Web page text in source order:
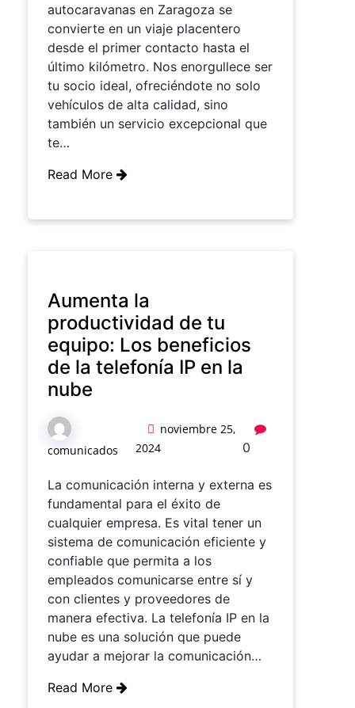
autocaravanas en Zaragoza se
convierte en un viaje placentero
desde el primer contacto hasta el
último kilómetro. Nos enorgullece ser
tu socio ideal, ofreciéndote no solo
vehículos de alta calidad, sino
también un servicio excepcional que
te…
Read More
Aumenta la
productividad de tu
equipo: Los beneficios
de la telefonía IP en la
nube
comunicados
noviembre 25,
2024
0
La comunicación interna y externa es
fundamental para el éxito de
cualquier empresa. Es vital tener un
sistema de comunicación eficiente y
confiable que permita a los
empleados comunicarse entre sí y
con clientes y proveedores de
manera efectiva. La telefonía IP en la
nube es una solución que puede
ayudar a mejorar la comunicación…
Read More